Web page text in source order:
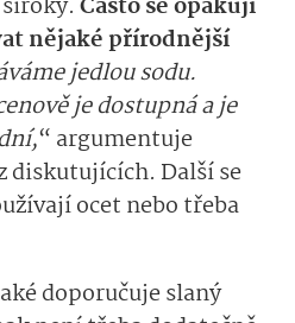
Často se opakují
nějaké přírodnější
jedlou sodu.
je dostupná a je
“ argumentuje
diskutujících. Další se
ocet nebo třeba
doporučuje slaný